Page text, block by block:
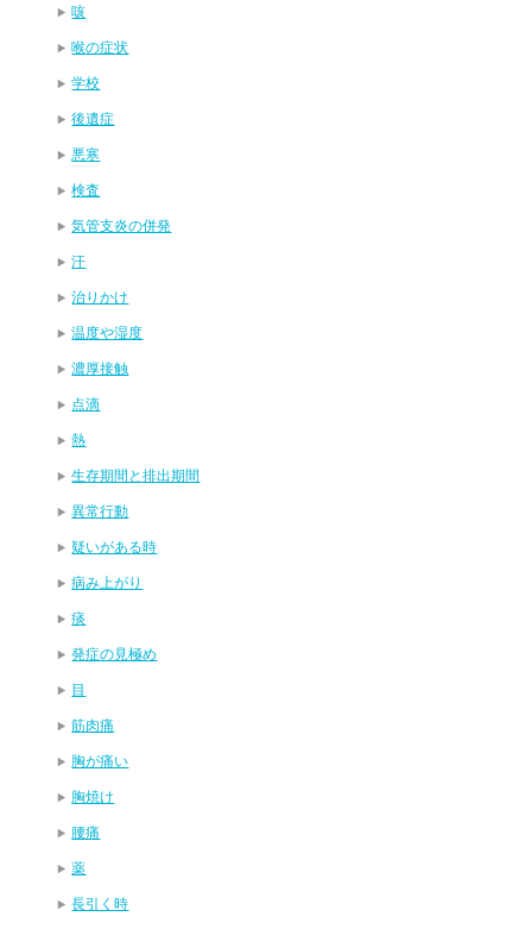
咳
喉の症状
学校
後遺症
悪寒
検査
気管支炎の併発
汗
治りかけ
温度や湿度
濃厚接触
点滴
熱
生存期間と排出期間
異常行動
疑いがある時
病み上がり
痰
発症の見極め
目
筋肉痛
胸が痛い
胸焼け
腰痛
薬
長引く時